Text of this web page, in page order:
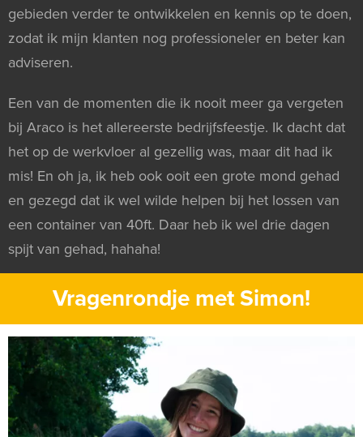
gebieden verder te ontwikkelen en kennis op te doen,
zodat ik mijn klanten nog professioneler en beter kan
adviseren.
Een van de momenten die ik nooit meer ga vergeten
bij Araco is het allereerste bedrijfsfeestje. Ik dacht dat
het op de werkvloer al gezellig was, maar dit had ik
mis! En oh ja, ik heb ook ooit een grote mond gehad
en gezegd dat ik wel wilde helpen bij het lossen van
een container van 40ft. Daar heb ik wel drie dagen
spijt van gehad, hahaha!
Vragenrondje met Simon!